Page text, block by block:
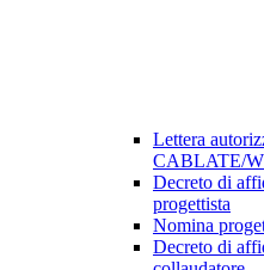
Lettera
CABLATE/
Decreto di
progettista
Nomina
Decreto di